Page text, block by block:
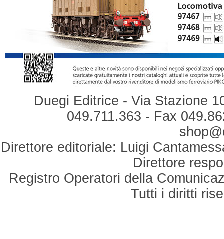
Duegi Editrice - Via Stazione
049.711.363 - Fax
Direttore editoriale: Luigi
Direttore
Registro Operatori della
Tutti i diritti